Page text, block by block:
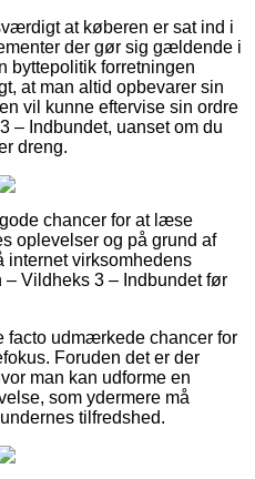
at køberen er sat ind i
der gør sig gældende i
byttepolitik forretningen
at man altid opbevarer sin
vil kunne eftervise sin ordre
Indbundet, uanset om du
dreng.
chancer for at læse
oplevelser og på grund af
internet virksomhedens
Vildheks 3 – Indbundet før
facto udmærkede chancer for
Foruden det er der
man kan udforme en
som ydermere må
tilfredshed.